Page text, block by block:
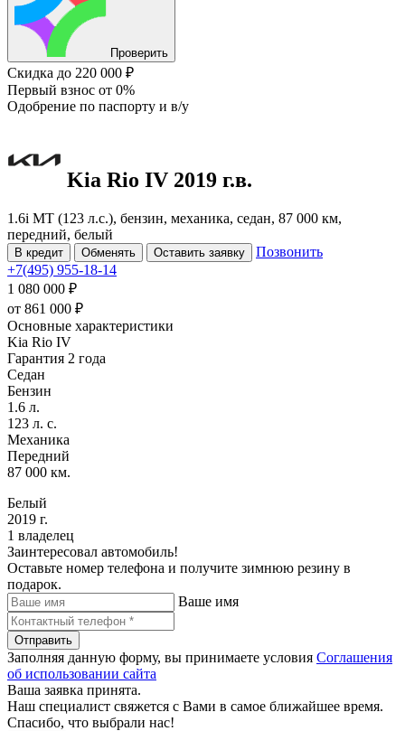
Проверить
Скидка до 220 000 ₽
Первый взнос от 0%
Одобрение по паспорту и в/у
Kia Rio IV 2019 г.в.
1.6i MT (123 л.с.), бензин, механика, седан, 87 000 км,
передний, белый
В кредит Обменять Оставить заявку
Позвонить
+7(495) 955-18-14
1 080 000 ₽
от 861 000 ₽
Основные характеристики
Kia Rio IV
Гарантия 2 года
Седан
Бензин
1.6 л.
123 л. с.
Механика
Передний
87 000 км.
Белый
2019 г.
1 владелец
Заинтересовал автомобиль!
Оставьте номер телефона и получите зимнюю резину в
подарок.
Ваше имя
Отправить
Заполняя данную форму, вы принимаете условия Соглашения
об использовании сайта
Ваша заявка принята.
Наш специалист свяжется с Вами в самое ближайшее время.
Спасибо, что выбрали нас!